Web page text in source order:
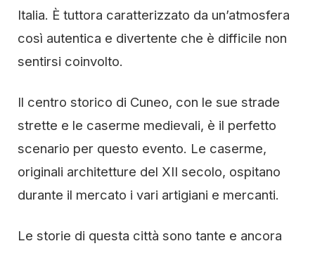
Italia. È tuttora caratterizzato da un’atmosfera
così autentica e divertente che è difficile non
sentirsi coinvolto.
Il centro storico di Cuneo, con le sue strade
strette e le caserme medievali, è il perfetto
scenario per questo evento. Le caserme,
originali architetture del XII secolo, ospitano
durante il mercato i vari artigiani e mercanti.
Le storie di questa città sono tante e ancora